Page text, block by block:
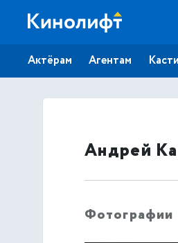
Актёрам Агентам
Андрей
Фотографии